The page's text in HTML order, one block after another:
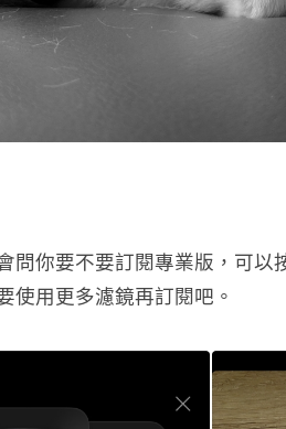
問你要不要訂閱專業版，可以
使用更多濾鏡再訂閱吧。